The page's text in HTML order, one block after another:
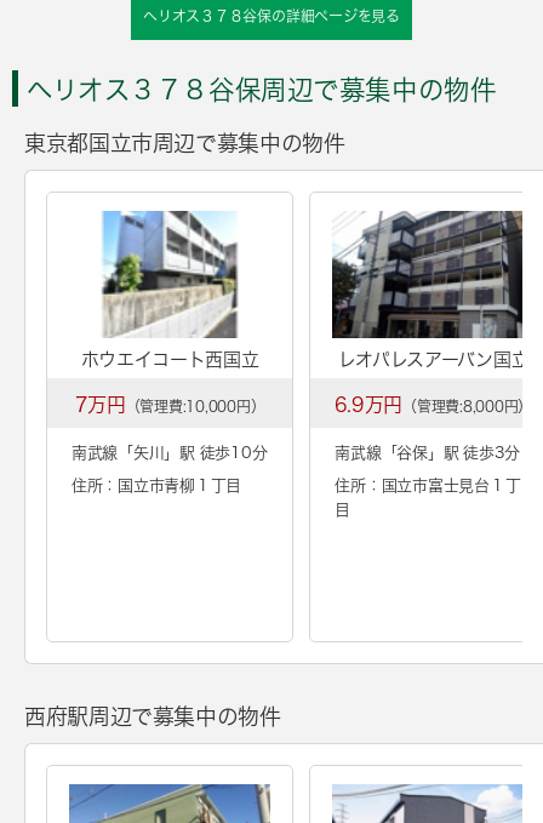
ヘリオス３７８谷保の詳細ページを見る
ヘリオス３７８谷保周辺で募集中の物件
東京都国立市周辺で募集中の物件
ホウエイコート西国立
7万円 （管理費:10,000円）
南武線「 矢川 」駅 徒歩10分
住所：国立市青柳１丁目
レオパレスアーバン国立
6.9万円 （管理費:8,000円）
南武線「谷保」駅 徒歩3分
住所：国立市富士見台１丁
目
西府駅周辺で募集中の物件